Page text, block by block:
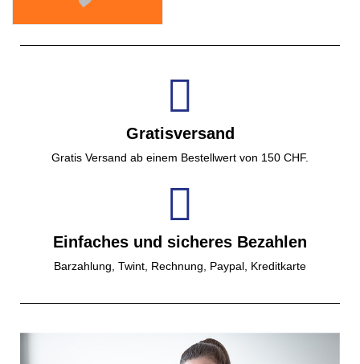
Gratisversand
Gratis Versand ab einem Bestellwert von 150 CHF.
Einfaches und sicheres Bezahlen
Barzahlung, Twint, Rechnung, Paypal, Kreditkarte